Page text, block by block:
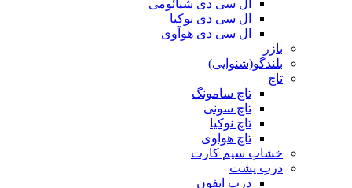
ال سی دی شیائومی
ال سی دی نوکیا
ال سی دی هوآوی
بازر
بلندگو(شنوایی)
تاچ
تاچ سامونگ
تاچ سونی
تاچ نوکیا
تاچ هواوی
خشاب سیم کارت
درب پشت
درب ایفون